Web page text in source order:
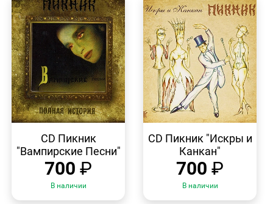
ПРОСМОТР
CD Пикник
"Вампирские Песни"
700 ₽
В наличии
ПРОСМОТР
CD Пикник "Искры и
Канкан"
700 ₽
В наличии